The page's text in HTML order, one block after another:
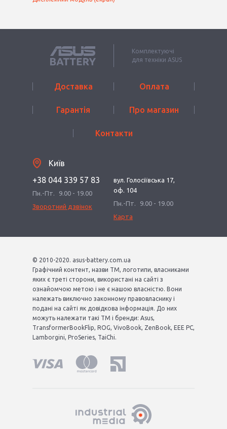
Комплектуючі
для техніки ASUS
Доставка Оплата
Гарантія Про магазин
Контакти
Київ
+38 044 339 57 83
Пн.-Пт.
9.00 - 19.00
Зворотний дзвінок
вул. Голосіївська 17,
оф. 104
Пн.-Пт.
9.00 - 19.00
Карта
© 2010-2020. asus-battery.com.ua
Графічний контент, назви ТМ, логотипи, власниками
яких є треті сторони, використані на сайті з
ознайомчою метою і не є нашою власністю. Вони
належать виключно законному правовласнику і
подані на сайті як довідкова інформація. До них
можуть належати такі ТМ і бренди: Asus,
TransformerBookFlip, ROG, VivoBook, ZenBook, EEE PC,
Lamborgini, ProSeries, TaiChi.